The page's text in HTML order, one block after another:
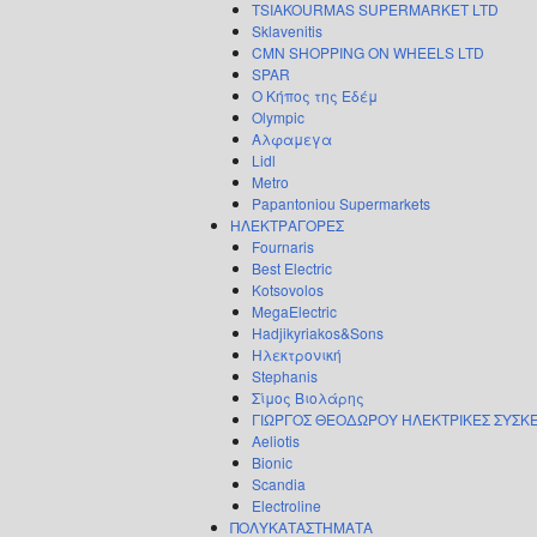
TSIAKOURMAS SUPERMARKET LTD
Sklavenitis
CMN SHOPPING ON WHEELS LTD
SPAR
Ο Κήπος της Εδέμ
Olympic
Αλφαμεγα
Lidl
Metro
Papantoniou Supermarkets
ΗΛΕΚΤΡΑΓΟΡΕΣ
Fournaris
Best Electric
Kotsovolos
MegaElectric
Hadjikyriakos&Sons
Ηλεκτρονική
Stephanis
Σίμος Βιολάρης
ΓΙΩΡΓΟΣ ΘΕΟΔΩΡΟΥ ΗΛΕΚΤΡΙΚΕΣ
Aeliotis
Bionic
Scandia
Electroline
ΠΟΛΥΚΑΤΑΣΤΗΜΑΤΑ